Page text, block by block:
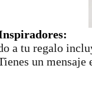
a tu regalo
un